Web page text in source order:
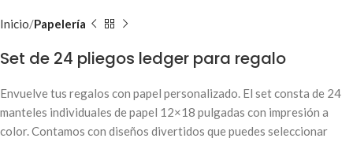
Inicio Papelería
Set de 24 pliegos ledger para regalo
Envuelve tus regalos con papel personalizado. El set consta de 24
manteles individuales de papel 12×18 pulgadas con impresión a
color. Contamos con diseños divertidos que puedes seleccionar